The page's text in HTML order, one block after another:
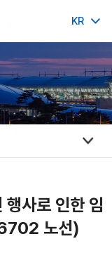
KR
JP
CH
EN
사로 인한 임
노선)